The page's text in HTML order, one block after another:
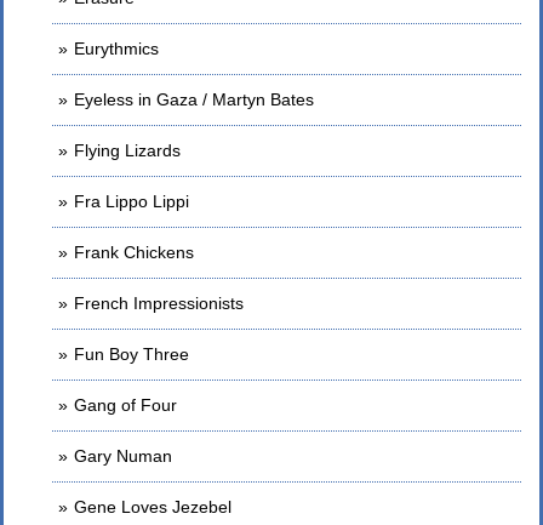
Eurythmics
Eyeless in Gaza / Martyn Bates
Flying Lizards
Fra Lippo Lippi
Frank Chickens
French Impressionists
Fun Boy Three
Gang of Four
Gary Numan
Gene Loves Jezebel